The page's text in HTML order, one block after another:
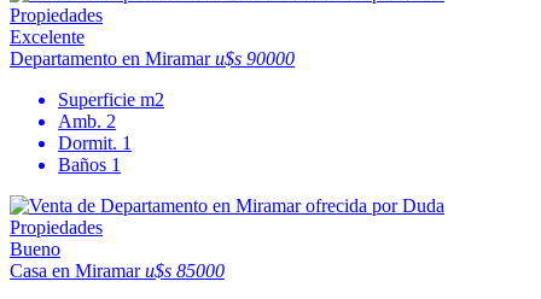
Excelente
Departamento en Miramaru$s 90000
Superficie m2
Amb. 2
Dormit. 1
Baños 1
Bueno
Casa en Miramaru$s 85000